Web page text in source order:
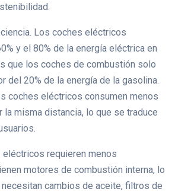
Los coches eléctricos
y el 80% de la energía eléctrica en
que los coches de combustión solo
del 20% de la energía de la gasolina.
coches eléctricos consumen menos
la misma distancia, lo que se traduce
requieren menos
motores de combustión interna, lo
cambios de aceite, filtros de